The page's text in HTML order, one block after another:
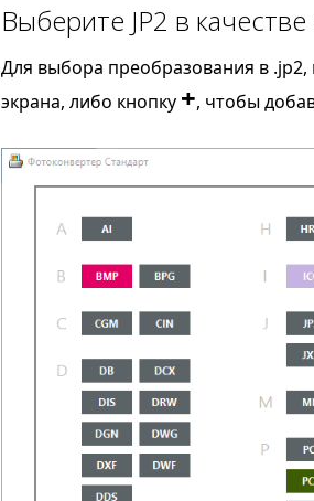
Выберите JP2 в
Для выбора преобразования в
экрана, либо кнопку +, чтобы